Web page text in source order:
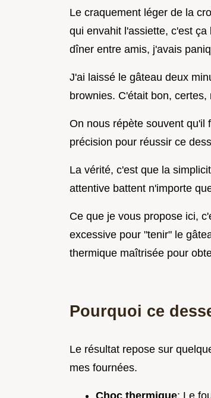
Le craquement léger de la
qui envahit l'assiette, c'est
dîner entre amis, j'avais
J'ai laissé le gâteau deux
brownies. C'était bon,
On nous répète souvent qu'il
précision pour réussir ce
La vérité, c'est que la
attentive battent n'importe
Ce que je vous propose ici,
excessive pour "tenir" le
thermique maîtrisée pour
Pourquoi ce
Le résultat repose sur
mes fournées.